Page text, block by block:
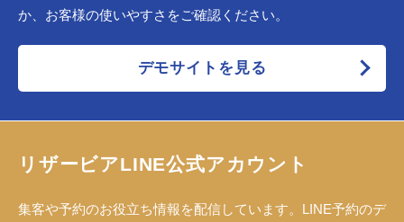
か、お客様の使いやすさをご確認ください。
デモサイトを見る
リザービアLINE公式アカウント
集客や予約のお役立ち情報を配信しています。LINE予約のデ